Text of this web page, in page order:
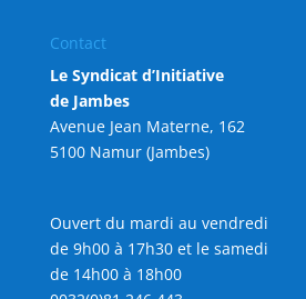
Contact
Le Syndicat d’Initiative
de Jambes
Avenue Jean Materne, 162
5100 Namur (Jambes)
Ouvert du mardi au vendredi
de 9h00 à 17h30 et le samedi
de 14h00 à 18h00